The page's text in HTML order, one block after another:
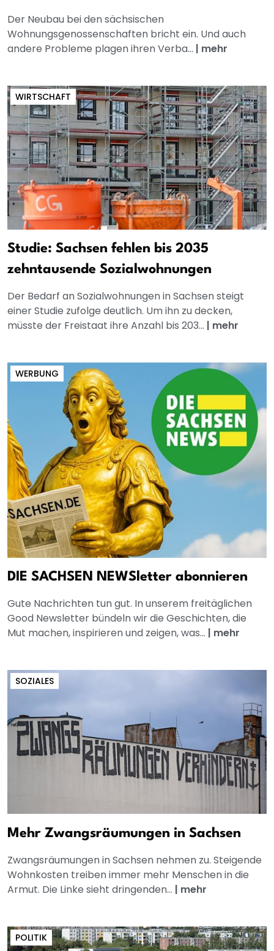
Der Neubau bei den sächsischen
Wohnungsgenossenschaften bricht ein. Und auch
andere Probleme plagen ihren Verba... | mehr
WIRTSCHAFT
Studie: Sachsen fehlen bis 2035
zehntausende Sozialwohnungen
Der Bedarf an Sozialwohnungen in Sachsen steigt
einer Studie zufolge deutlich. Um ihn zu decken,
müsste der Freistaat ihre Anzahl bis 203... | mehr
WERBUNG
DIE SACHSEN NEWSletter abonnieren
Gute Nachrichten tun gut. In unserem freitäglichen
Good Newsletter bündeln wir die Geschichten, die
Mut machen, inspirieren und zeigen, was... | mehr
SOZIALES
Mehr Zwangsräumungen in Sachsen
Zwangsräumungen in Sachsen nehmen zu. Steigende
Wohnkosten treiben immer mehr Menschen in die
Armut. Die Linke sieht dringenden... | mehr
POLITIK